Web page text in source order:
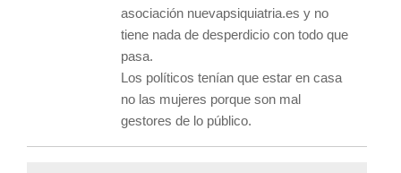
asociación nuevapsiquiatria.es y no
tiene nada de desperdicio con todo que
pasa.
Los políticos tenían que estar en casa
no las mujeres porque son mal
gestores de lo público.